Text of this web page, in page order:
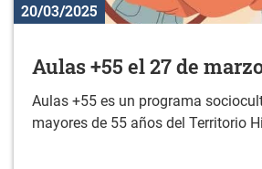
20/03/2025
Aulas +55 el 27 de
Aulas +55 es un programa
mayores de 55 años del Territorio